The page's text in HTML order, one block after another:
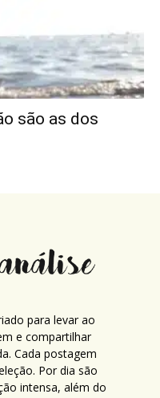
são as dos
para levar ao
e compartilhar
Cada postagem
Por dia são
intensa, além do